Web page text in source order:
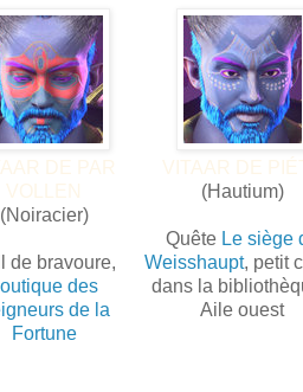
DE PAR
VOLLEN
(Noiracier)
de bravoure,
des
de la
Fortune
VITAAR DE
(Hautium)
Quête Le siège
Weisshaupt, petit
dans la
Aile ouest